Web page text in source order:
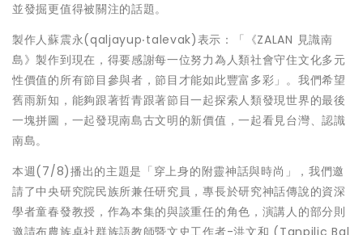
並發掘更值得被關注的話題。
製作人蘇震永(qaljayup‧talevak)表示：「《ZALAN 見識南
島》製作到現在，得要感謝每一位努力為人類社會守住文化多元
性價值的所有節目參與者，節目才能如此豐富多彩」。我們希望
舊雨新知，能夠跟著哲青跟著節目一起探索人類發現世界的最後
一塊拼圖，一起發現南島古文明的新價值，一起看見台灣、認識
南島。
本週(7/8)播出的主題是「穿上身的附靈神話與時尚」，我們邀
請了中央研究院民族所兼任研究員，專長於研究神話傳說的資深
學者童春發教授，作為本集的與談重任的角色，演講人的部分則